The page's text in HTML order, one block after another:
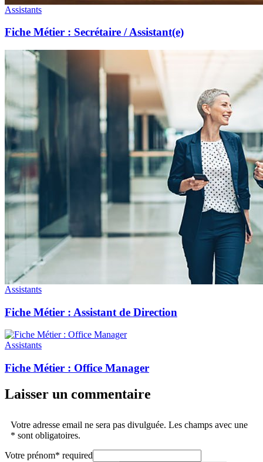
Assistants
Fiche Métier : Secrétaire / Assistant(e)
Assistants
Fiche Métier : Assistant de Direction
Assistants
Fiche Métier : Office Manager
Laisser un commentaire
Votre adresse email ne sera pas divulguée. Les champs avec une
* sont obligatoires.
Votre prénom* required